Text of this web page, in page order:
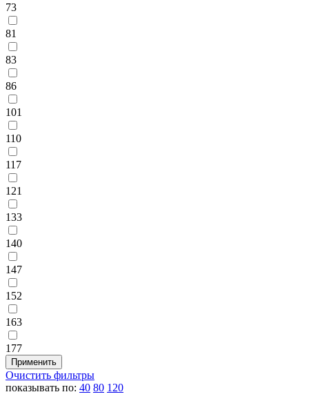
73
81
83
86
101
110
117
121
133
140
147
152
163
177
Очистить фильтры
показывать по: 40 80 120